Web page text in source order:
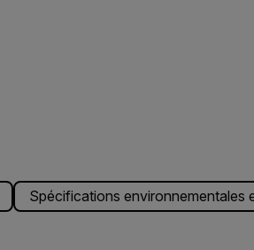
Spécifications environnementales